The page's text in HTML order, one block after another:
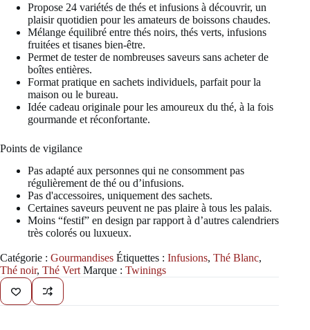
Propose 24 variétés de thés et infusions à découvrir, un
plaisir quotidien pour les amateurs de boissons chaudes.
Mélange équilibré entre thés noirs, thés verts, infusions
fruitées et tisanes bien-être.
Permet de tester de nombreuses saveurs sans acheter de
boîtes entières.
Format pratique en sachets individuels, parfait pour la
maison ou le bureau.
Idée cadeau originale pour les amoureux du thé, à la fois
gourmande et réconfortante.
Points de vigilance
Pas adapté aux personnes qui ne consomment pas
régulièrement de thé ou d’infusions.
Pas d'accessoires, uniquement des sachets.
Certaines saveurs peuvent ne pas plaire à tous les palais.
Moins “festif” en design par rapport à d’autres calendriers
très colorés ou luxueux.
Catégorie : Gourmandises Étiquettes : Infusions, Thé Blanc,
Thé noir, Thé Vert Marque : Twinings